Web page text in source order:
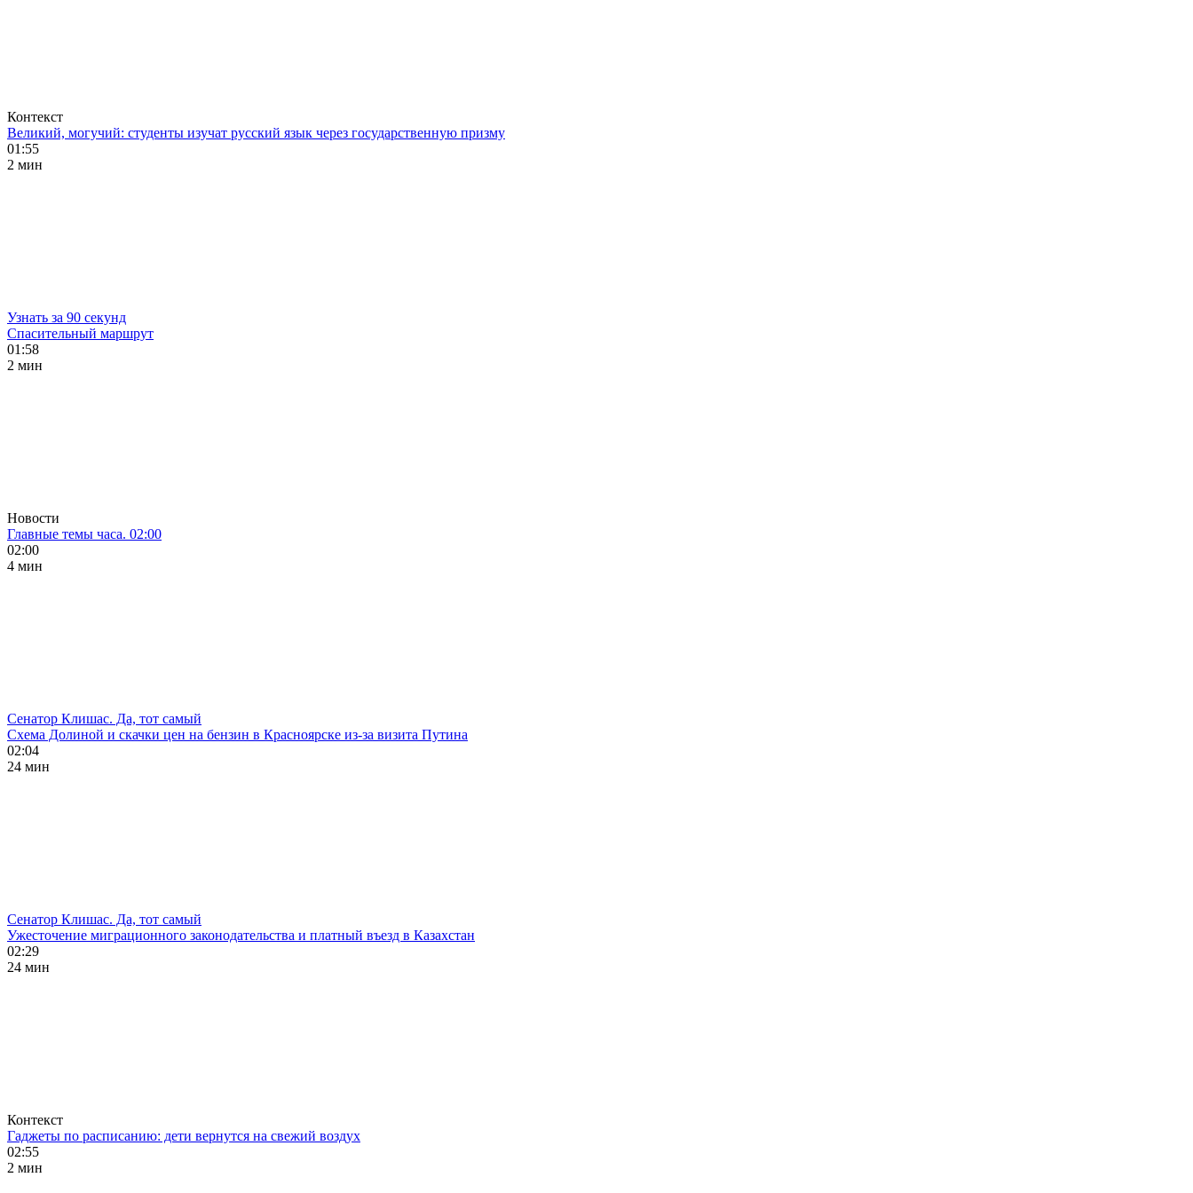
Контекст
Великий, могучий: студенты изучат русский язык через государственную призму
01:55
2 мин
Узнать за 90 секунд
Спасительный маршрут
01:58
2 мин
Новости
Главные темы часа. 02:00
02:00
4 мин
Сенатор Клишас. Да, тот самый
Схема Долиной и скачки цен на бензин в Красноярске из-за визита Путина
02:04
24 мин
Сенатор Клишас. Да, тот самый
Ужесточение миграционного законодательства и платный въезд в Казахстан
02:29
24 мин
Контекст
Гаджеты по расписанию: дети вернутся на свежий воздух
02:55
2 мин